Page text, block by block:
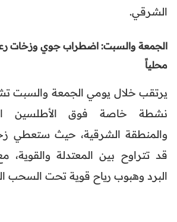
الشرقي.
الجمعة والسبت: اضطراب جوي وزخات
محلياً
يرتقب خلال يومي الجمعة والسبت
نشطة خاصة فوق الأطلسين
والمنطقة الشرقية، حيث ستعطي
قد تتراوح بين المعتدلة
البرد وهبوب رياح قوية تحت السحب